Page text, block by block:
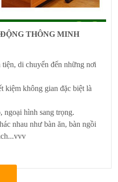
THÔNG MINH
di chuyển đến những nơi
kiệm không gian đặc biệt là
ngoại hình sang trọng.
nhau như bàn ăn, bàn ngồi